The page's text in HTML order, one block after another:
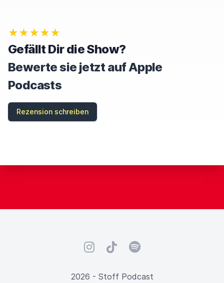
R
E
T
H
I
S
F
E
★★★★★
Gefällt Dir die Show?
Bewerte sie jetzt auf Apple
Podcasts
Rezension schreiben
InstagramTikTokSpotify
2026 - Stoff Podcast